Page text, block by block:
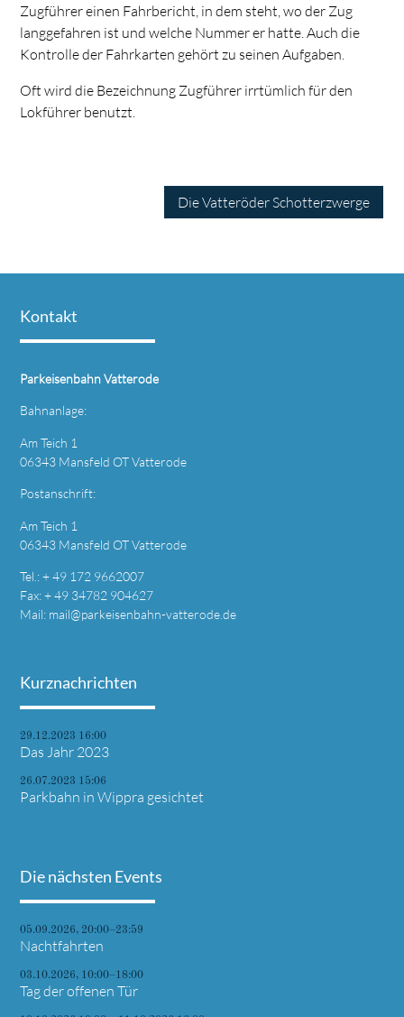
Zugführer einen Fahrbericht, in dem steht, wo der Zug
langgefahren ist und welche Nummer er hatte. Auch die
Kontrolle der Fahrkarten gehört zu seinen Aufgaben.
Oft wird die Bezeichnung Zugführer irrtümlich für den
Lokführer benutzt.
Die Vatteröder Schotterzwerge
Kontakt
Parkeisenbahn Vatterode
Bahnanlage:
Am Teich 1
06343 Mansfeld OT Vatterode
Postanschrift:
Am Teich 1
06343 Mansfeld OT Vatterode
Tel.: + 49 172 9662007
Fax: + 49 34782 904627
Mail: mail@parkeisenbahn-vatterode.de
Kurznachrichten
29.12.2023 16:00
Das Jahr 2023
26.07.2023 15:06
Parkbahn in Wippra gesichtet
Die nächsten Events
05.09.2026, 20:00–23:59
Nachtfahrten
03.10.2026, 10:00–18:00
Tag der offenen Tür